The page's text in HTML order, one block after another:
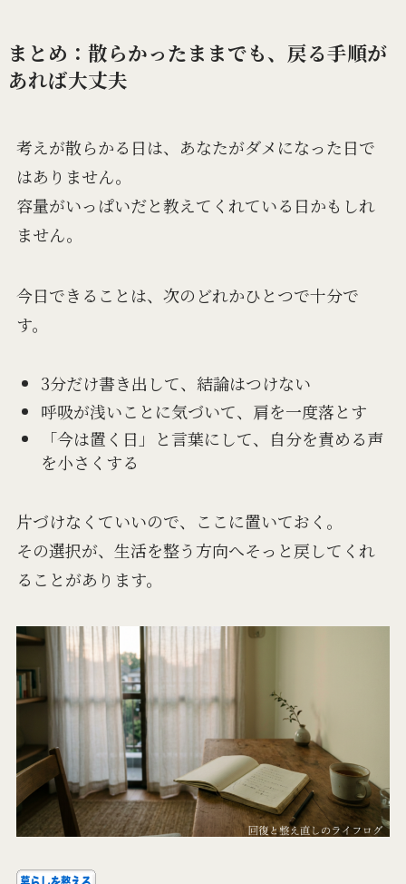
まとめ：散らかったままでも、戻る手順が
あれば大丈夫
考えが散らかる日は、あなたがダメになった日で
はありません。
容量がいっぱいだと教えてくれている日かもしれ
ません。
今日できることは、次のどれかひとつで十分で
す。
3分だけ書き出して、結論はつけない
呼吸が浅いことに気づいて、肩を一度落とす
「今は置く日」と言葉にして、自分を責める声
を小さくする
片づけなくていいので、ここに置いておく。
その選択が、生活を整う方向へそっと戻してくれ
ることがあります。